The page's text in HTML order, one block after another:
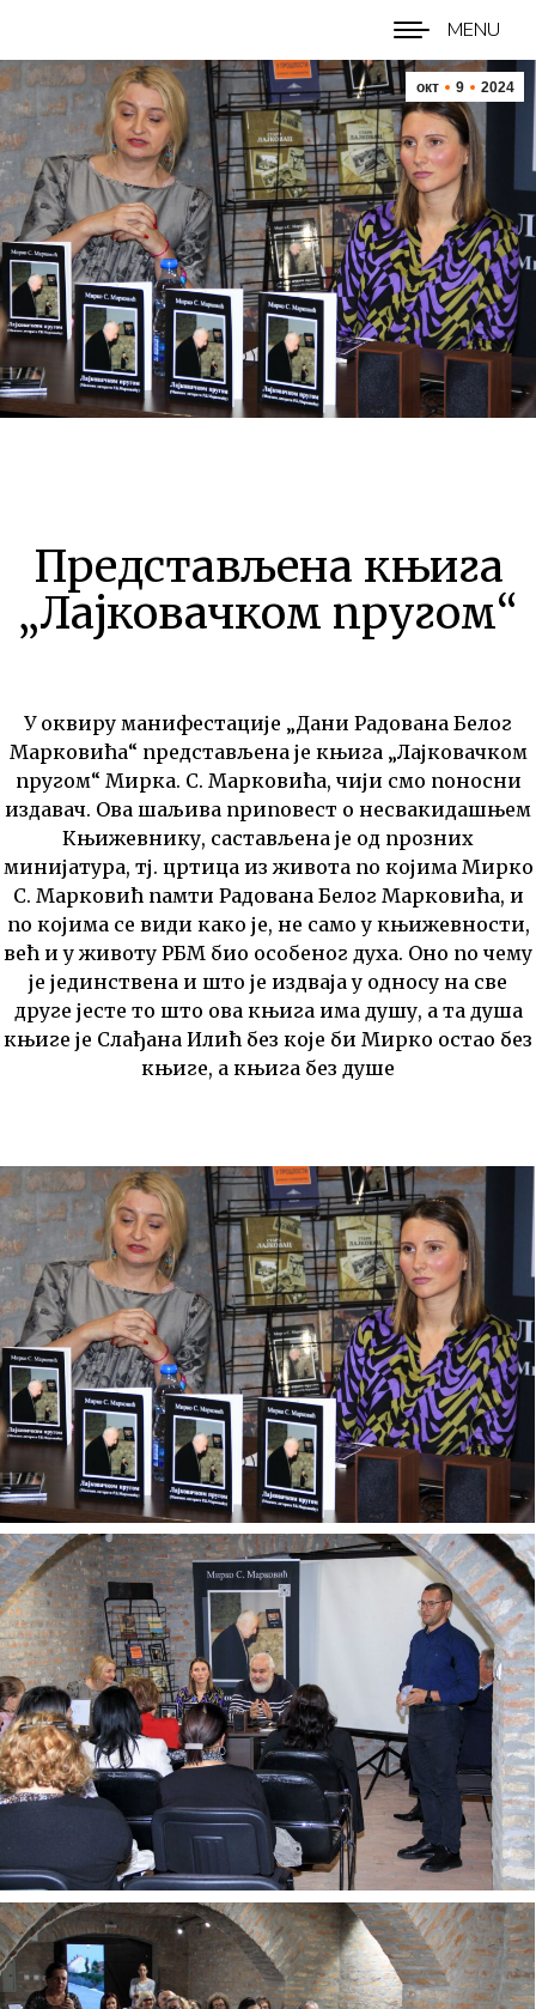
MENU
окт 9 2024
Представљeна књига
„Лајковачком пругом“
У оквиру манифестације „Дани Радована Белог
Марковића“ представљена је књига „Лајковачком
пругом“ Мирка. С. Марковића, чији смо поносни
издавач. Ова шаљива приповест о несвакидашњем
Књижевнику, састављена је од прозних
минијатура, тј. цртица из живота по којима Мирко
С. Марковић памти Радована Белог Марковића, и
по којима се види како је, не само у књижевности,
већ и у животу РБМ био особеног духа. Оно по чему
је јединствена и што је издваја у односу на све
друге јесте то што ова књига има душу, а та душа
књиге је Слађана Илић без које би Мирко остао без
књиге, а књига без душе